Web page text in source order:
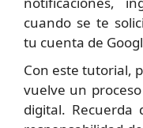
cuando se te
tu cuenta de
Con este tutorial,
vuelve un
digital.